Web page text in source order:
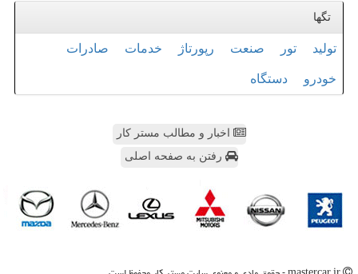
تگها
تولید تور صنعت رپورتاژ خدمات صادرات
خودرو دستگاه
اخبار و مطالب مستر کار
رفتن به صفحه اصلی